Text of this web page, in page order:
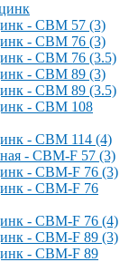
- СВМ 57 (3)
- СВМ 76 (3)
- СВМ 76 (3.5)
- СВМ 89 (3)
- СВМ 89 (3.5)
- СВМ 108
- СВМ 114 (4)
- СВМ-F 57 (3)
- СВМ-F 76 (3)
- СВМ-F 76
- СВМ-F 76 (4)
- СВМ-F 89 (3)
- СВМ-F 89